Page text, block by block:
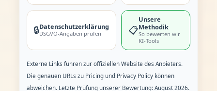
🔒Datenschutzerklärung
DSGVO-Angaben prüfen 📋
Unsere
Methodik
So bewerten wir
KI-Tools
Externe Links führen zur offiziellen Website des Anbieters.
Die genauen URLs zu Pricing und Privacy Policy können
abweichen. Letzte Prüfung unserer Bewertung: August 2026.